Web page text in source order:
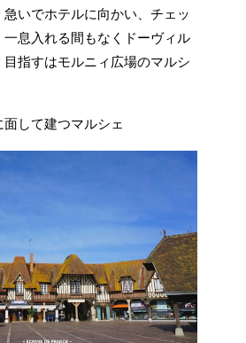
急いでホテルに向かい、チェッ
一息入れる間もなくドーヴィル
指すはモルニィ広場のマルシ
して建つマルシェ